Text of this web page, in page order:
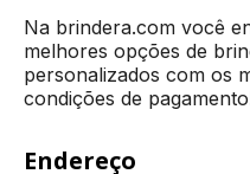
Na brindera.com você
melhores opções de
personalizados com os
condições de
Endereço